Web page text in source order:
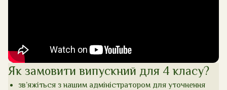
Як замовити випускний для 4 класу?
зв’яжіться з нашим адміністратором для уточнення